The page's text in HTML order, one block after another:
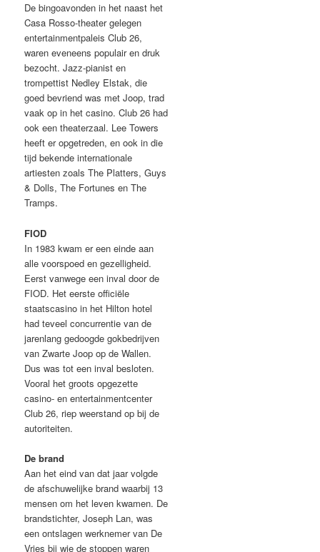
De bingoavonden in het naast het
Casa Rosso-theater gelegen
entertainmentpaleis Club 26,
waren eveneens populair en druk
bezocht. Jazz-pianist en
trompettist Nedley Elstak, die
goed bevriend was met Joop, trad
vaak op in het casino. Club 26 had
ook een theaterzaal. Lee Towers
heeft er opgetreden, en ook in die
tijd bekende internationale
artiesten zoals The Platters, Guys
& Dolls, The Fortunes en The
Tramps.
FIOD
In 1983 kwam er een einde aan
alle voorspoed en gezelligheid.
Eerst vanwege een inval door de
FIOD. Het eerste officiële
staatscasino in het Hilton hotel
had teveel concurrentie van de
jarenlang gedoogde gokbedrijven
van Zwarte Joop op de Wallen.
Dus was tot een inval besloten.
Vooral het groots opgezette
casino- en entertainmentcenter
Club 26, riep weerstand op bij de
autoriteiten.
De brand
Aan het eind van dat jaar volgde
de afschuwelijke brand waarbij 13
mensen om het leven kwamen. De
brandstichter, Joseph Lan, was
een ontslagen werknemer van De
Vries bij wie de stoppen waren